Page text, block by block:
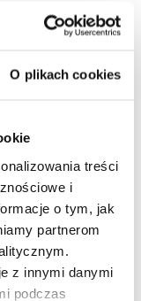
O plikach cookies
treści
i
o tym, jak
partnerom
z innymi danymi
podczas
25